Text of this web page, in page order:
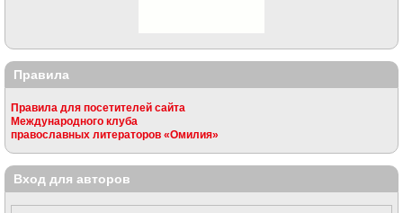
Правила
Правила для посетителей сайта
Международного клуба
православных литераторов «Омилия»
Вход для авторов